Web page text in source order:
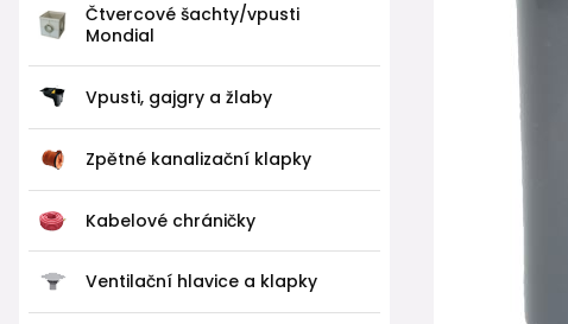
Čtvercové šachty/vpusti
Mondial
Vpusti, gajgry a žlaby
Zpětné kanalizační klapky
Kabelové chráničky
Ventilační hlavice a klapky